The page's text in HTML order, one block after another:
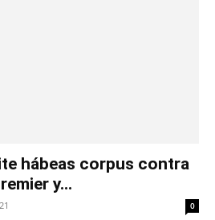
hábeas corpus contra
y...
0